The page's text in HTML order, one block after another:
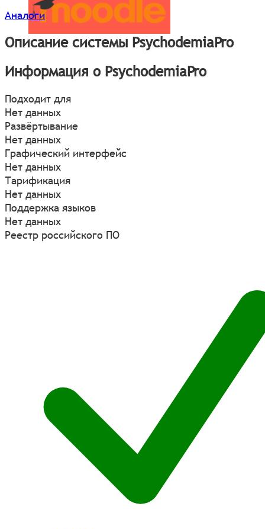
Аналоги
Описание системы PsychodemiaPro
Информация о PsychodemiaPro
Подходит для
Нет данных
Развёртывание
Нет данных
Графический интерфейс
Нет данных
Тарификация
Нет данных
Поддержка языков
Нет данных
Реестр российского ПО